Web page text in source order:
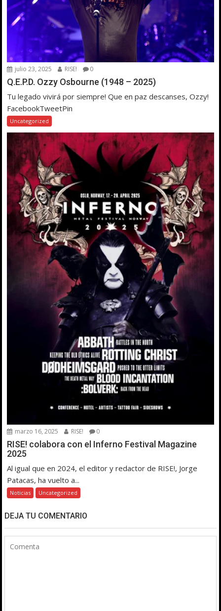
julio 23, 2025 RISE! 0
Q.E.P.D. Ozzy Osbourne (1948 – 2025)
Tu legado vivirá por siempre! Que en paz descanses, Ozzy!
FacebookTweetPin
Uncategorized
marzo 16, 2025 RISE! 0
RISE! colabora con el Inferno Festival Magazine
2025
Al igual que en 2024, el editor y redactor de RISE!, Jorge
Patacas, ha vuelto a...
Noticias Uncategorized
DEJA TU COMENTARIO